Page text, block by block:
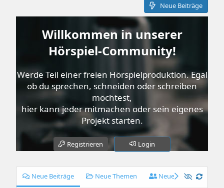
Neue Beiträge
Willkommen in unserer
Hörspiel-Community!
Werde Teil einer freien Hörspielproduktion. Egal
ob du sprechen, schneiden oder schreiben
möchtest,
hier kann jeder mitmachen oder sein eigenes
Projekt starten.
Registrieren Login
Neue Beiträge Neue Themen Neue Mitglieder